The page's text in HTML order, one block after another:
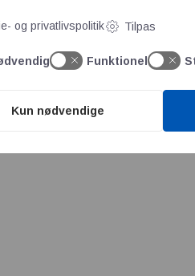
og privatlivspolitik Tilpas
Funktionel
Kun nødvendige